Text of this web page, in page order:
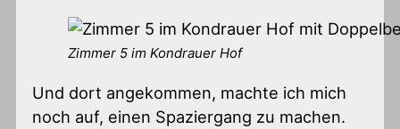
Zimmer 5 im Kondrauer Hof
Und dort angekommen, machte ich mich
noch auf, einen Spaziergang zu machen.